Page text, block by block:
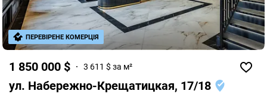
1 850 000 $ 3 611 $ за м²
ул. Набережно-Крещатицкая, 17/18
ПЕРЕВІРЕНЕ КОМЕРЦІЯ